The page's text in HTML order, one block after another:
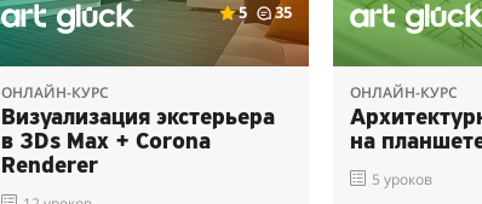
5 35
ОНЛАЙН-КУРС
Визуализация экстерьера
в 3Ds Max + Corona
Renderer
ОНЛАЙН-КУРС
на
5 уроков